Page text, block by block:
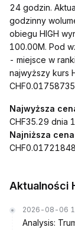
24 godzin.
godzinny
obiegu HIGH
100.00M. Pod
- miejsce w
najwyższy kurs
Najwyższa
CHF35.29 dnia
Najniższa
Aktualności
2026-08-06
Analysis: